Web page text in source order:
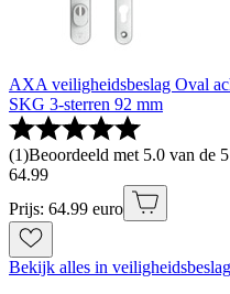
AXA veiligheidsbeslag Oval
SKG 3-sterren 92 mm
(1)Beoordeeld met 5.0 van de
64.99
Prijs: 64.99 euro
Bekijk alles in veiligheidsbeslag